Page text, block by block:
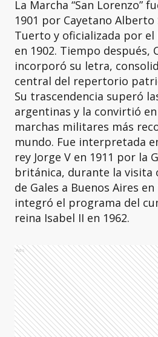
La Marcha “San Lorenzo”
1901 por Cayetano Alberto
Tuerto y oficializada por
en 1902. Tiempo después,
incorporó su letra,
central del repertorio
Su trascendencia superó
argentinas y la convirtió
marchas militares más
mundo. Fue interpretada
rey Jorge V en 1911 por la
británica, durante la visita
de Gales a Buenos Aires
integró el programa del
reina Isabel II en 1962.
Ads